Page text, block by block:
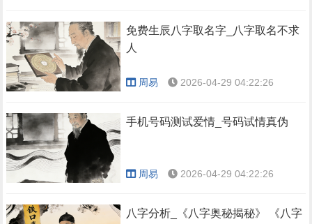
免费生辰八字取名字_八字取名不求
人
周易 2026-04-29 04:22:26
手机号码测试爱情_号码试情真伪
周易 2026-04-29 04:22:26
八字分析_《八字奥秘揭秘》 《八字